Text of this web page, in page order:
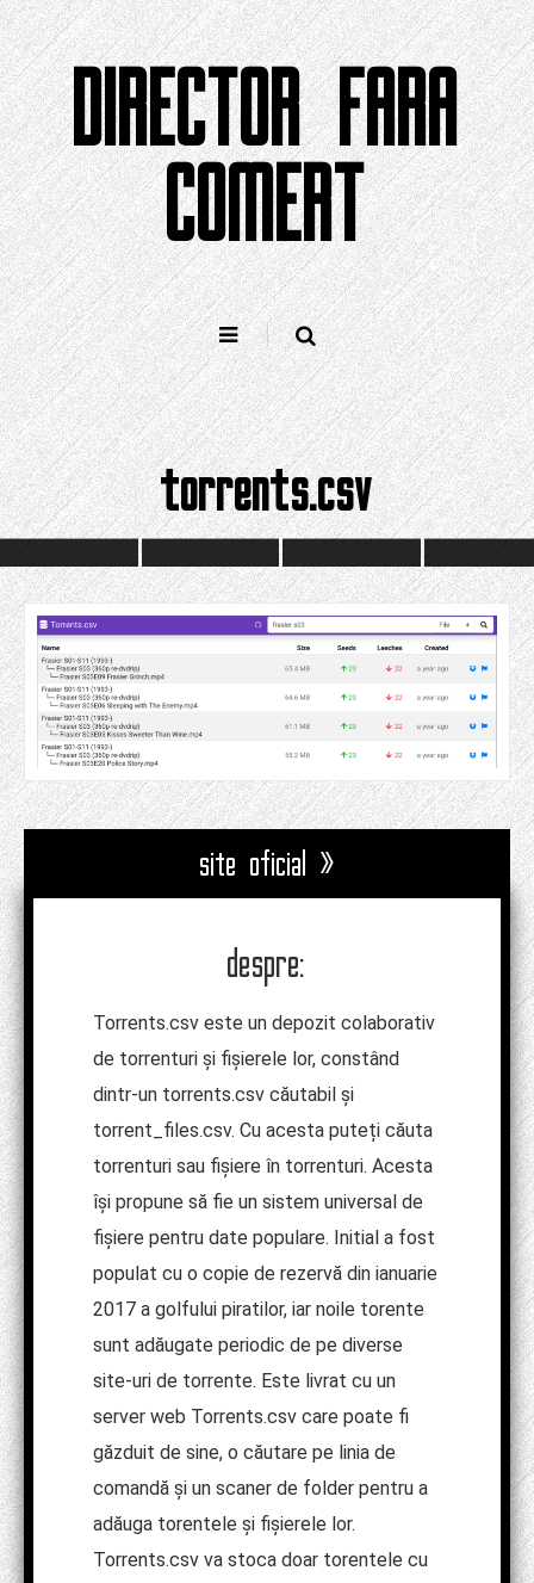
Sari
la
conținut
DIRECTOR FARA
COMERT
torrents.csv
site oficial »
despre:
Torrents.csv este un depozit colaborativ
de torrenturi și fișierele lor, constând
dintr-un torrents.csv căutabil și
torrent_files.csv. Cu acesta puteți căuta
torrenturi sau fișiere în torrenturi. Acesta
își propune să fie un sistem universal de
fișiere pentru date populare. Initial a fost
populat cu o copie de rezervă din ianuarie
2017 a golfului piratilor, iar noile torente
sunt adăugate periodic de pe diverse
site-uri de torrente. Este livrat cu un
server web Torrents.csv care poate fi
găzduit de sine, o căutare pe linia de
comandă și un scaner de folder pentru a
adăuga torentele și fișierele lor.
Torrents.csv va stoca doar torentele cu